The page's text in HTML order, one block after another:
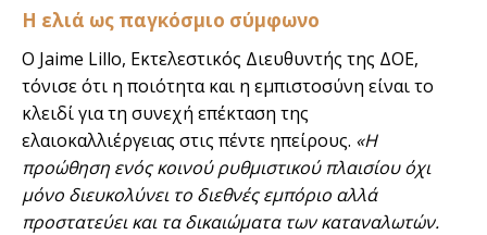
Η ελιά ως παγκόσμιο σύμφωνο
Ο Jaime Lillo, Εκτελεστικός Διευθυντής της ΔΟΕ,
τόνισε ότι η ποιότητα και η εμπιστοσύνη είναι το
κλειδί για τη συνεχή επέκταση της
ελαιοκαλλιέργειας στις πέντε ηπείρους. «Η
προώθηση ενός κοινού ρυθμιστικού πλαισίου όχι
μόνο διευκολύνει το διεθνές εμπόριο αλλά
προστατεύει και τα δικαιώματα των καταναλωτών.